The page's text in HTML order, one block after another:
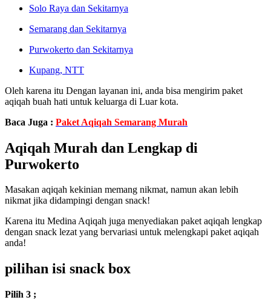
Solo Raya dan Sekitarnya
Semarang dan Sekitarnya
Purwokerto dan Sekitarnya
Kupang, NTT
Oleh karena itu Dengan layanan ini, anda bisa mengirim paket
aqiqah buah hati untuk keluarga di Luar kota.
Baca Juga : Paket Aqiqah Semarang Murah
Aqiqah Murah dan Lengkap di
Purwokerto
Masakan aqiqah kekinian memang nikmat, namun akan lebih
nikmat jika didampingi dengan snack!
Karena itu Medina Aqiqah juga menyediakan paket aqiqah lengkap
dengan snack lezat yang bervariasi untuk melengkapi paket aqiqah
anda!
pilihan isi snack box
Pilih 3 ;